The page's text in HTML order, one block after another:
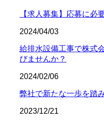
【求人募集】応募に必
2024/04/03
給排水設備工事で株式
びませんか？
2024/02/06
弊社で新たな一歩を踏
2023/12/21